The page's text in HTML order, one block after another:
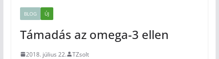
BLOG ÚJ
Támadás az omega-3 ellen
2018. július 22. TZsolt